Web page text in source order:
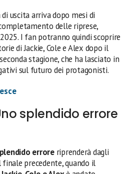
uscita arriva dopo mesi di
delle riprese,
I fan potranno quindi scoprire
di Jackie, Cole e Alex dopo il
stagione, che ha lasciato in
sul futuro dei protagonisti.
splendido errore
erroreriprenderà dagli
precedente, quando il